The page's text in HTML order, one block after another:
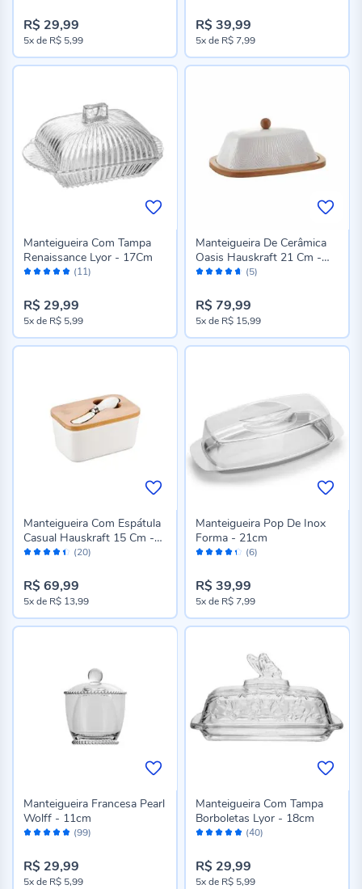
R$ 29,99
5xde R$ 5,99
R$ 39,99
5xde R$ 7,99
Avaliação: (11)
Manteigueira Com Tampa
Renaissance Lyor - 17Cm
R$ 29,99
5xde R$ 5,99
Avaliação: (5)
Manteigueira De Cerâmica
Oasis Hauskraft 21 Cm -
Branco
R$ 79,99
5xde R$ 15,99
Avaliação: (20)
Manteigueira Com Espátula
Casual Hauskraft 15 Cm -
Branco
R$ 69,99
5xde R$ 13,99
Avaliação: (6)
Manteigueira Pop De Inox
Forma - 21cm
R$ 39,99
5xde R$ 7,99
Avaliação: (99)
Manteigueira Francesa Pearl
Wolff - 11cm
R$ 29,99
5xde R$ 5,99
Avaliação: (40)
Manteigueira Com Tampa
Borboletas Lyor - 18cm
R$ 29,99
5xde R$ 5,99